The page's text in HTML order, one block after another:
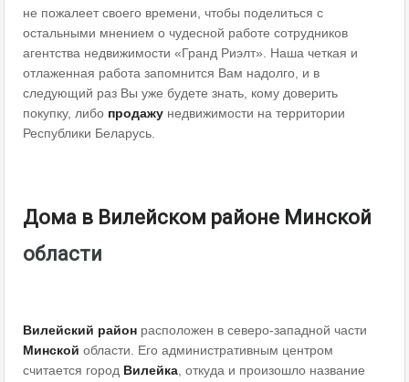
не пожалеет своего времени, чтобы поделиться с
остальными мнением о чудесной работе сотрудников
агентства недвижимости «Гранд Риэлт». Наша четкая и
отлаженная работа запомнится Вам надолго, и в
следующий раз Вы уже будете знать, кому доверить
покупку, либо продажу недвижимости на территории
Республики Беларусь.
Дома в Вилейском районе Минской
области
Вилейский район расположен в северо-западной части
Минской области. Его административным центром
считается город Вилейка , откуда и произошло название